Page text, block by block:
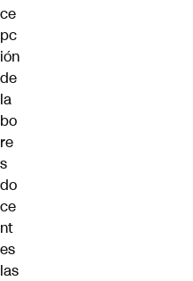
ce
pc
ión
de
la
bo
re
s
do
ce
nt
es
las